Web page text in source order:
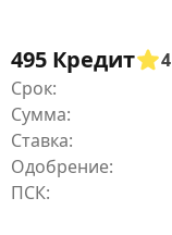
495 Кредит
4
Срок:
Сумма:
Ставка:
Одобрение: